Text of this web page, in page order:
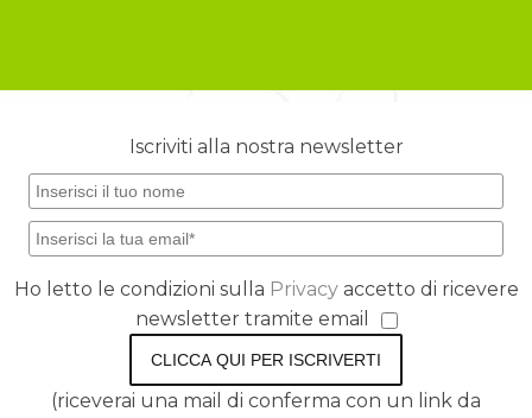
Iscriviti alla nostra newsletter
Ho letto le condizioni sulla Privacy accetto di ricevere
newsletter tramite email
CLICCA QUI PER ISCRIVERTI
(riceverai una mail di conferma con un link da